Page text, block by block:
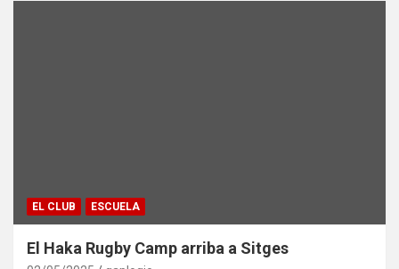
EL CLUB ESCUELA
El Haka Rugby Camp arriba a Sitges